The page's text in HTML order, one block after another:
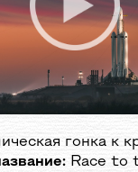
гонка к
Race to